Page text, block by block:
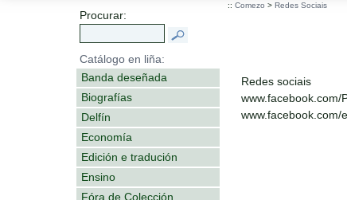
Procurar:
Catálogo en liña:
Banda deseñada
Biografías
Delfín
Economía
Edición e tradución
Ensino
Fóra de Colección
:: Comezo > Redes Sociais
Redes sociais
www.facebook.com/
www.facebook.com/